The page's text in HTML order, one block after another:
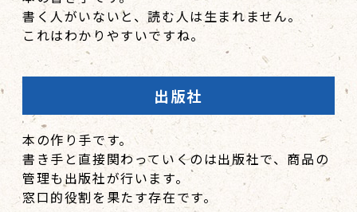
書く人がいないと、読む人は生まれません。
これはわかりやすいですね。
出版社
本の作り手です。
書き手と直接関わっていくのは出版社で、商品の
管理も出版社が行います。
窓口的役割を果たす存在です。